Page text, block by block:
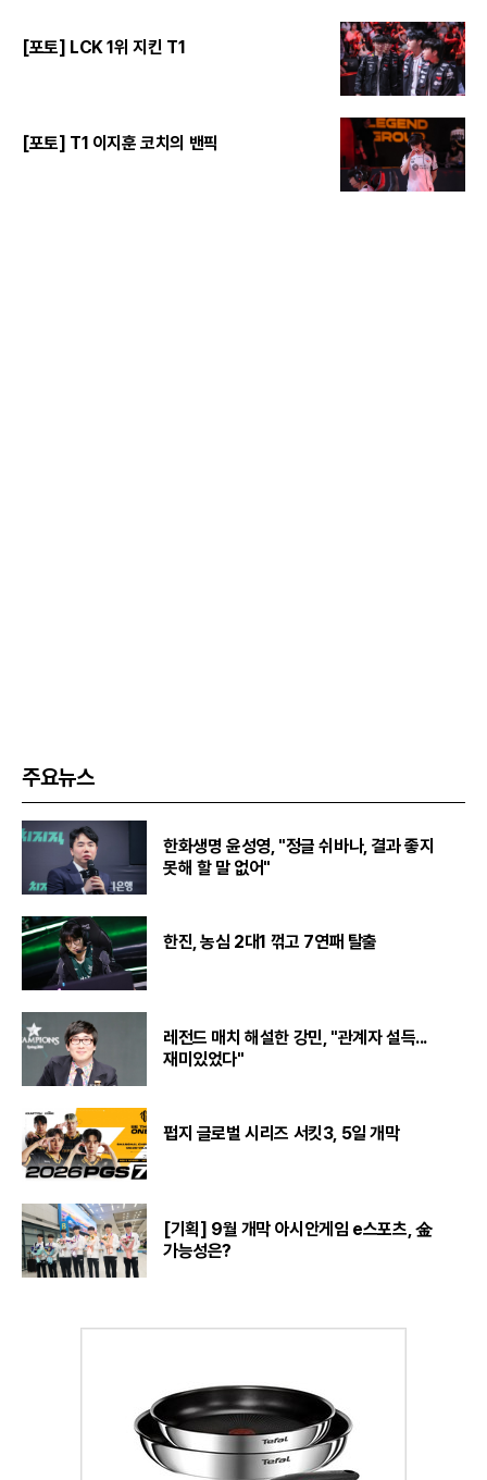
[포토] LCK 1위 지킨 T1
[포토] T1 이지훈 코치의 밴픽
주요뉴스
한화생명 윤성영, "정글 쉬바나, 결과 좋지
못해 할 말 없어"
한진, 농심 2대1 꺾고 7연패 탈출
레전드 매치 해설한 강민, "관계자 설득...
재미있었다"
펍지 글로벌 시리즈 서킷3, 5일 개막
[기획] 9월 개막 아시안게임 e스포츠, 金
가능성은?